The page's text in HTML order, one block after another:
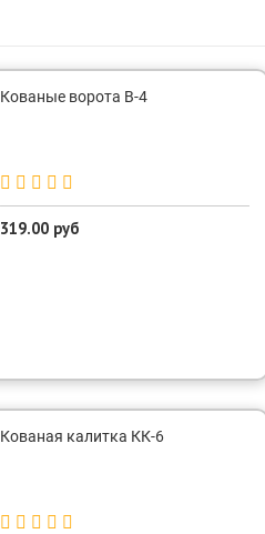
Кованые ворота В-4
319.00 руб
Кованая калитка КК-6